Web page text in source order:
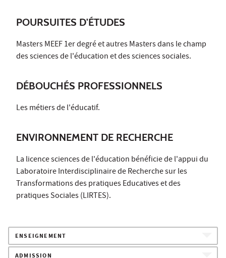
POURSUITES D'ÉTUDES
Masters MEEF 1er degré et autres Masters dans le champ
des sciences de l'éducation et des sciences sociales.
DÉBOUCHÉS PROFESSIONNELS
Les métiers de l'éducatif.
ENVIRONNEMENT DE RECHERCHE
La licence sciences de l'éducation bénéficie de l'appui du
Laboratoire Interdisciplinaire de Recherche sur les
Transformations des pratiques Educatives et des
pratiques Sociales (LIRTES).
ENSEIGNEMENT